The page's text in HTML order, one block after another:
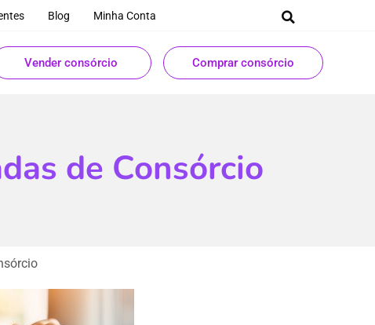
Blog Minha Conta
Vender consórcio Comprar consórcio
de Consórcio